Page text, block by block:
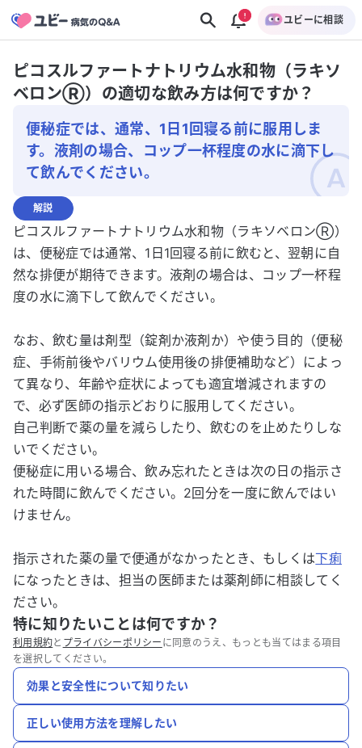
ユビーに相談
ピコスルファートナトリウム水和物（ラキソ
ベロンⓇ）の適切な飲み方は何ですか？
便秘症では、通常、1日1回寝る前に服用しま
す。液剤の場合、コップ一杯程度の水に滴下し
て飲んでください。
解説
ピコスルファートナトリウム水和物（ラキソベロンⓇ）
は、便秘症では通常、1日1回寝る前に飲むと、翌朝に自
然な排便が期待できます。液剤の場合は、コップ一杯程
度の水に滴下して飲んでください。
なお、飲む量は剤型（錠剤か液剤か）や使う目的（便秘
症、手術前後やバリウム使用後の排便補助など）によっ
て異なり、年齢や症状によっても適宜増減されますの
で、必ず医師の指示どおりに服用してください。
自己判断で薬の量を減らしたり、飲むのを止めたりしな
いでください。
便秘症に用いる場合、飲み忘れたときは次の日の指示さ
れた時間に飲んでください。2回分を一度に飲んではい
けません。
指示された薬の量で便通がなかったとき、もしくは下痢
になったときは、担当の医師または薬剤師に相談してく
ださい。
特に知りたいことは何ですか？
利用規約と プライバシーポリシー に同意のうえ、もっとも当てはまる項目
を選択してください。
効果と安全性について知りたい
正しい使用方法を理解したい